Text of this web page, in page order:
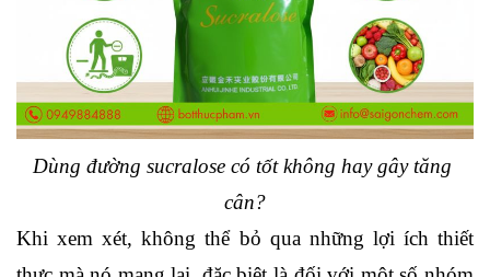
Dùng đường sucralose có tốt không hay gây tăng
cân?
Khi xem xét, không thể bỏ qua những lợi ích thiết